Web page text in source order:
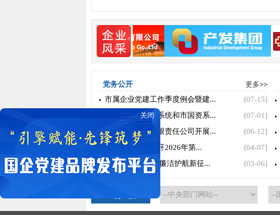
党务公开
更多>>
市属企业党建工作季度例会暨建...
[07-15]
济南市地方金融系统和市国资系...
[07-01]
济南晶恒电子有限责任公司开展...
[06-12]
济南市国资委召开2026年第...
[04-07]
新春开工明纪律 廉洁护航新征...
[03-06]
关闭